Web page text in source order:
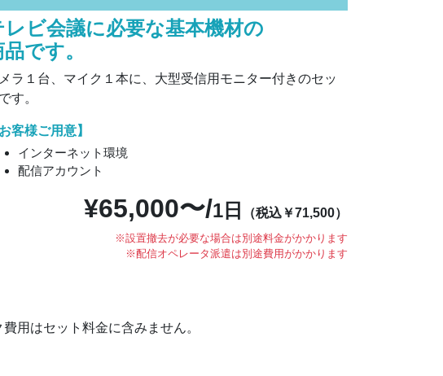
レビ会議に必要な基本機材の
です。
ラ１台、マイク１本に、大型受信用モニター付きのセッ
す。
お客様ご用意】
インターネット環境
配信アカウント
¥65,000〜/1日 （税込￥71,500）
※設置撤去が必要な場合は別途料金がかかります
※配信オペレータ派遣は別途費用がかかります
用はセット料金に含みません。